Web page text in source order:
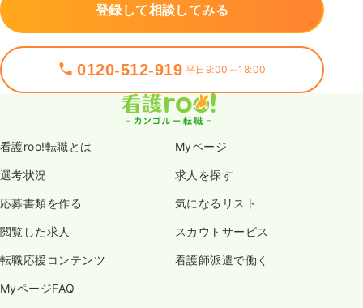
登録して相談してみる
0120-512-919 平日9:00～18:00
看護roo!転職とは Myページ
選考状況 求人を探す
応募書類を作る 気になるリスト
閲覧した求人 スカウトサービス
転職応援コンテンツ 看護師派遣で働く
MyページFAQ